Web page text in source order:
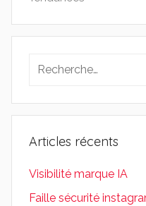
Recherche
:
Articles récents
Visibilité marque IA
Faille sécurité